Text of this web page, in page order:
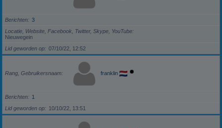
Berichten
3
Locatie, Website, Facebook, Twitter, Skype, YouTube
Nieuwegein
Lid geworden op
07/10/22, 12:52
Rang, Gebruikersnaam franklin
Berichten
1
Lid geworden op
10/10/22, 13:51